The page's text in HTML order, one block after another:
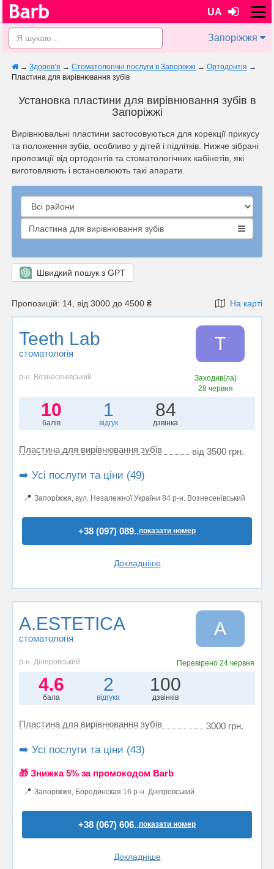
UA
Запоріжжя
→ Здоров’я → Стоматологічні послуги в Запоріжжі → Ортодонтія →
Пластина для вирівнювання зубів
Установка пластини для вирівнювання зубів в
Запоріжжі
Вирівнювальні пластини застосовуються для корекції прикусу
та положення зубів, особливо у дітей і підлітків. Нижче зібрані
пропозиції від ортодонтів та стоматологічних кабінетів, які
виготовляють і встановлюють такі апарати.
Пластина для вирівнювання зубів
Швидкий пошук з GPT
Пропозицій: 14, від 3000 до 4500 ₴ На карті
Teeth Lab
стоматологія T
р-н. Вознесенівський
Заходив(ла)
28 червня
10
балів
1
відгук
84
дзвінка
Пластина для вирівнювання зубів від 3500 грн.
➡️ Усі послуги та ціни (49)
📍 Запоріжжя, вул. Незалежної України 84 р-н. Вознесенівський
+38 (097) 089..показати номер
Докладніше
A.ESTETICA
стоматологія A
р-н. Дніпровський Перевірено24 червня
4.6
бала
2
відгука
100
дзвінків
Пластина для вирівнювання зубів 3000 грн.
➡️ Усі послуги та ціни (43)
🎁 Знижка 5% за промокодом Barb
📍 Запоріжжя, Бородинская 16 р-н. Дніпровський
+38 (067) 606..показати номер
Докладніше